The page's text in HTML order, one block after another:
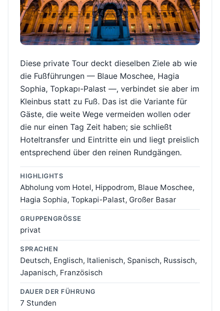
Diese private Tour deckt dieselben Ziele ab wie
die Fußführungen — Blaue Moschee, Hagia
Sophia, Topkapı-Palast —, verbindet sie aber im
Kleinbus statt zu Fuß. Das ist die Variante für
Gäste, die weite Wege vermeiden wollen oder
die nur einen Tag Zeit haben; sie schließt
Hoteltransfer und Eintritte ein und liegt preislich
entsprechend über den reinen Rundgängen.
HIGHLIGHTS
Abholung vom Hotel, Hippodrom, Blaue Moschee,
Hagia Sophia, Topkapi-Palast, Großer Basar
GRUPPENGRÖSSE
privat
SPRACHEN
Deutsch, Englisch, Italienisch, Spanisch, Russisch,
Japanisch, Französisch
DAUER DER FÜHRUNG
7 Stunden